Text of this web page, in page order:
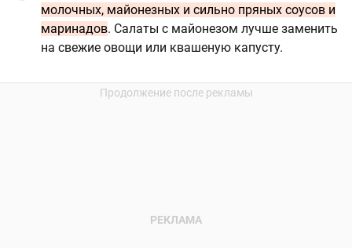
молочных, майонезных и сильно пряных соусов и
маринадов. Салаты с майонезом лучше заменить
на свежие овощи или квашеную капусту.